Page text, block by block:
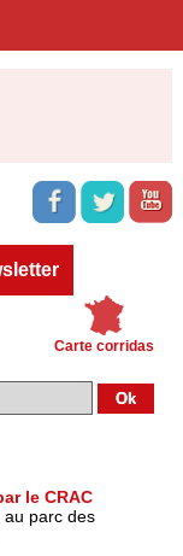
Carte corridas
le CRAC
au parc des